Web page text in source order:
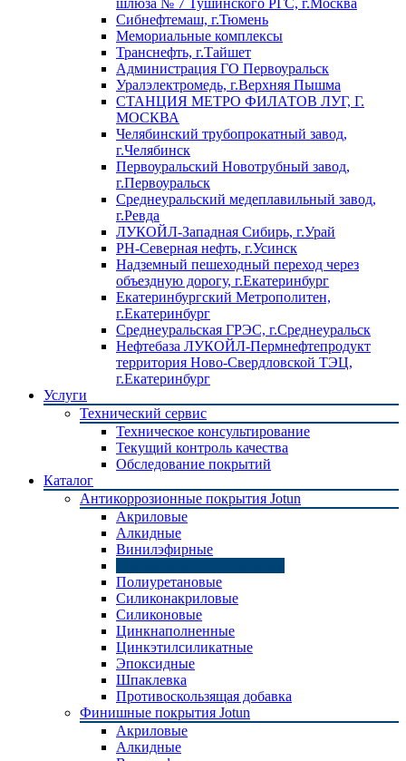
шлюза № 7 Тушинского РГС, г.Москва
Сибнефтемаш, г.Тюмень
Мемориальные комплексы
Транснефть, г.Тайшет
Администрация ГО Первоуральск
Уралэлектромедь, г.Верхняя Пышма
СТАНЦИЯ МЕТРО ФИЛАТОВ ЛУГ, Г.
МОСКВА
Челябинский трубопрокатный завод,
г.Челябинск
Первоуральский Новотрубный завод,
г.Первоуральск
Среднеуральский медеплавильный завод,
г.Ревда
ЛУКОЙЛ-Западная Сибирь, г.Урай
РН-Северная нефть, г.Усинск
Надземный пешеходный переход через
объездную дорогу, г.Екатеринбург
Екатеринбургский Метрополитен,
г.Екатеринбург
Среднеуральская ГРЭС, г.Среднеуральск
Нефтебаза ЛУКОЙЛ-Пермнефтепродукт
территория Ново-Свердловской ТЭЦ,
г.Екатеринбург
Услуги
Технический сервис
Техническое консультирование
Текущий контроль качества
Обследование покрытий
Каталог
Антикоррозионные покрытия Jotun
Акриловые
Алкидные
Винилэфирные
Полиуретановые
Силиконакриловые
Силиконовые
Цинкнаполненные
Цинкэтилсиликатные
Эпоксидные
Шпаклевка
Противоскользящая добавка
Финишные покрытия Jotun
Акриловые
Алкидные